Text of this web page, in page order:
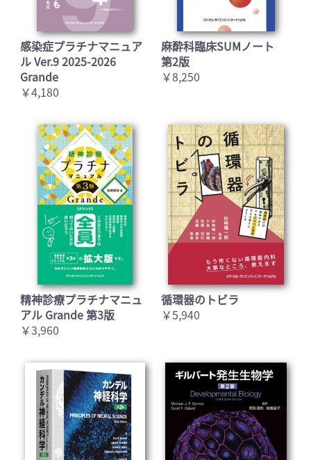
感染症プラチナマニュア
ル Ver.9 2025-2026
Grande
￥4,180
麻酔科臨床SUMノート
第2版
￥8,250
精神診療プラチナマニュ
アル Grande 第3版
￥3,960
循環器のトビラ
￥5,940